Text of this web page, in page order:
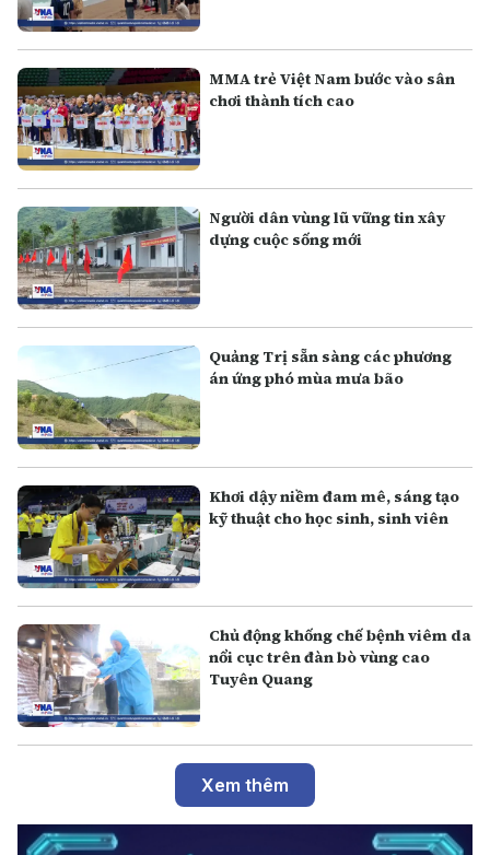
MMA trẻ Việt Nam bước vào sân
chơi thành tích cao
Người dân vùng lũ vững tin xây
dựng cuộc sống mới
Quảng Trị sẵn sàng các phương
án ứng phó mùa mưa bão
Khơi dậy niềm đam mê, sáng tạo
kỹ thuật cho học sinh, sinh viên
Chủ động khống chế bệnh viêm da
nổi cục trên đàn bò vùng cao
Tuyên Quang
Xem thêm